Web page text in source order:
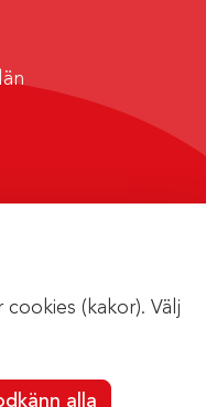
(kakor). Välj
alla